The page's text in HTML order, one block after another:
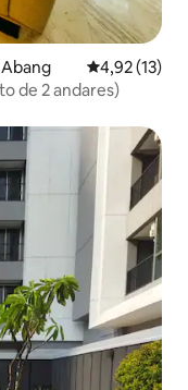
Classificação
4,92 (13)
de 2 andares)